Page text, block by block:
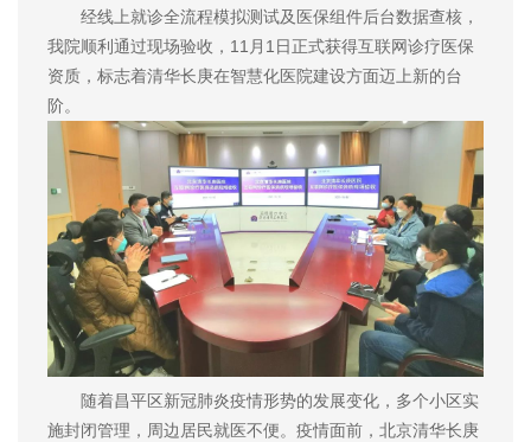
经线上就诊全流程模拟测试及医保组件后台数据查核，
我院顺利通过现场验收，11月1日正式获得互联网诊疗医保
资质，标志着清华长庚在智慧化医院建设方面迈上新的台
阶。
随着昌平区新冠肺炎疫情形势的发展变化，多个小区实
施封闭管理，周边居民就医不便。疫情面前，北京清华长庚